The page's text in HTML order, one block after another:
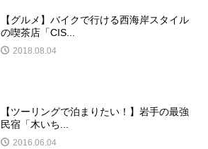
【グルメ】バイクで行ける西海岸スタイル
の喫茶店「CIS...
2018.08.04
【ツーリングで泊まりたい！】岩手の最強
民宿「木いち...
2016.06.04